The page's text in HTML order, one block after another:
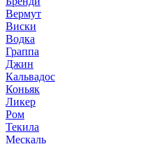
Вермут
Виски
Водка
Граппа
Джин
Кальвадос
Коньяк
Ликер
Ром
Текила
Мескаль